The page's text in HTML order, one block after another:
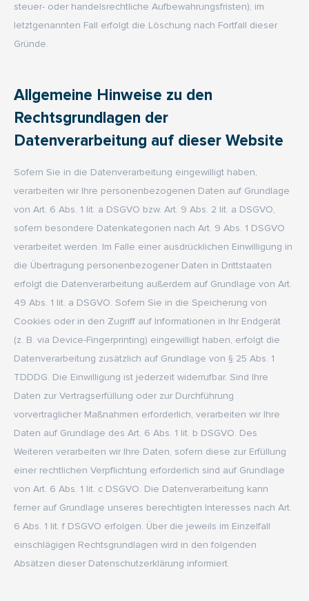
steuer- oder handelsrechtliche Aufbewahrungsfristen); im
letztgenannten Fall erfolgt die Löschung nach Fortfall dieser
Gründe.
Allgemeine Hinweise zu den
Rechtsgrundlagen der
Datenverarbeitung auf dieser Website
Sofern Sie in die Datenverarbeitung eingewilligt haben,
verarbeiten wir Ihre personenbezogenen Daten auf Grundlage
von Art. 6 Abs. 1 lit. a DSGVO bzw. Art. 9 Abs. 2 lit. a DSGVO,
sofern besondere Datenkategorien nach Art. 9 Abs. 1 DSGVO
verarbeitet werden. Im Falle einer ausdrücklichen Einwilligung in
die Übertragung personenbezogener Daten in Drittstaaten
erfolgt die Datenverarbeitung außerdem auf Grundlage von Art.
49 Abs. 1 lit. a DSGVO. Sofern Sie in die Speicherung von
Cookies oder in den Zugriff auf Informationen in Ihr Endgerät
(z. B. via Device-Fingerprinting) eingewilligt haben, erfolgt die
Datenverarbeitung zusätzlich auf Grundlage von § 25 Abs. 1
TDDDG. Die Einwilligung ist jederzeit widerrufbar. Sind Ihre
Daten zur Vertragserfüllung oder zur Durchführung
vorvertraglicher Maßnahmen erforderlich, verarbeiten wir Ihre
Daten auf Grundlage des Art. 6 Abs. 1 lit. b DSGVO. Des
Weiteren verarbeiten wir Ihre Daten, sofern diese zur Erfüllung
einer rechtlichen Verpflichtung erforderlich sind auf Grundlage
von Art. 6 Abs. 1 lit. c DSGVO. Die Datenverarbeitung kann
ferner auf Grundlage unseres berechtigten Interesses nach Art.
6 Abs. 1 lit. f DSGVO erfolgen. Über die jeweils im Einzelfall
einschlägigen Rechtsgrundlagen wird in den folgenden
Absätzen dieser Datenschutzerklärung informiert.